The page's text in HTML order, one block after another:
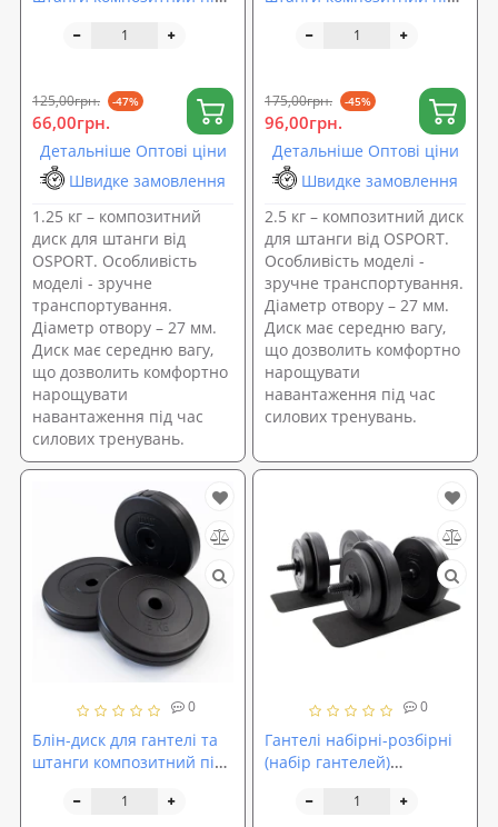
1.25 кг (OF-0140)
125,00грн. -47%
66,00грн.
Детальніше Оптові ціни
Швидке замовлення
1.25 кг – композитний
диск для штанги від
OSPORT. Особливість
моделі - зручне
транспортування.
Діаметр отвору – 27 мм.
Диск має середню вагу,
що дозволить комфортно
нарощувати
навантаження під час
силових тренувань.
2.5 кг (OF-0141)
175,00грн. -45%
96,00грн.
Детальніше Оптові ціни
Швидке замовлення
2.5 кг – композитний диск
для штанги від OSPORT.
Особливість моделі -
зручне транспортування.
Діаметр отвору – 27 мм.
Диск має середню вагу,
що дозволить комфортно
нарощувати
навантаження під час
силових тренувань.
0
Блін-диск для гантелі та
штанги композитний під
кг (OF-0142)
0
Гантелі набірні-розбірні
(набір гантелей)
2шт по 15.5 кг (OF-0175)